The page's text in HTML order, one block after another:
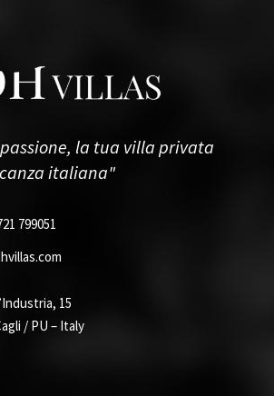
la tua villa privata
italiana"
799051
15
/ PU – Italy